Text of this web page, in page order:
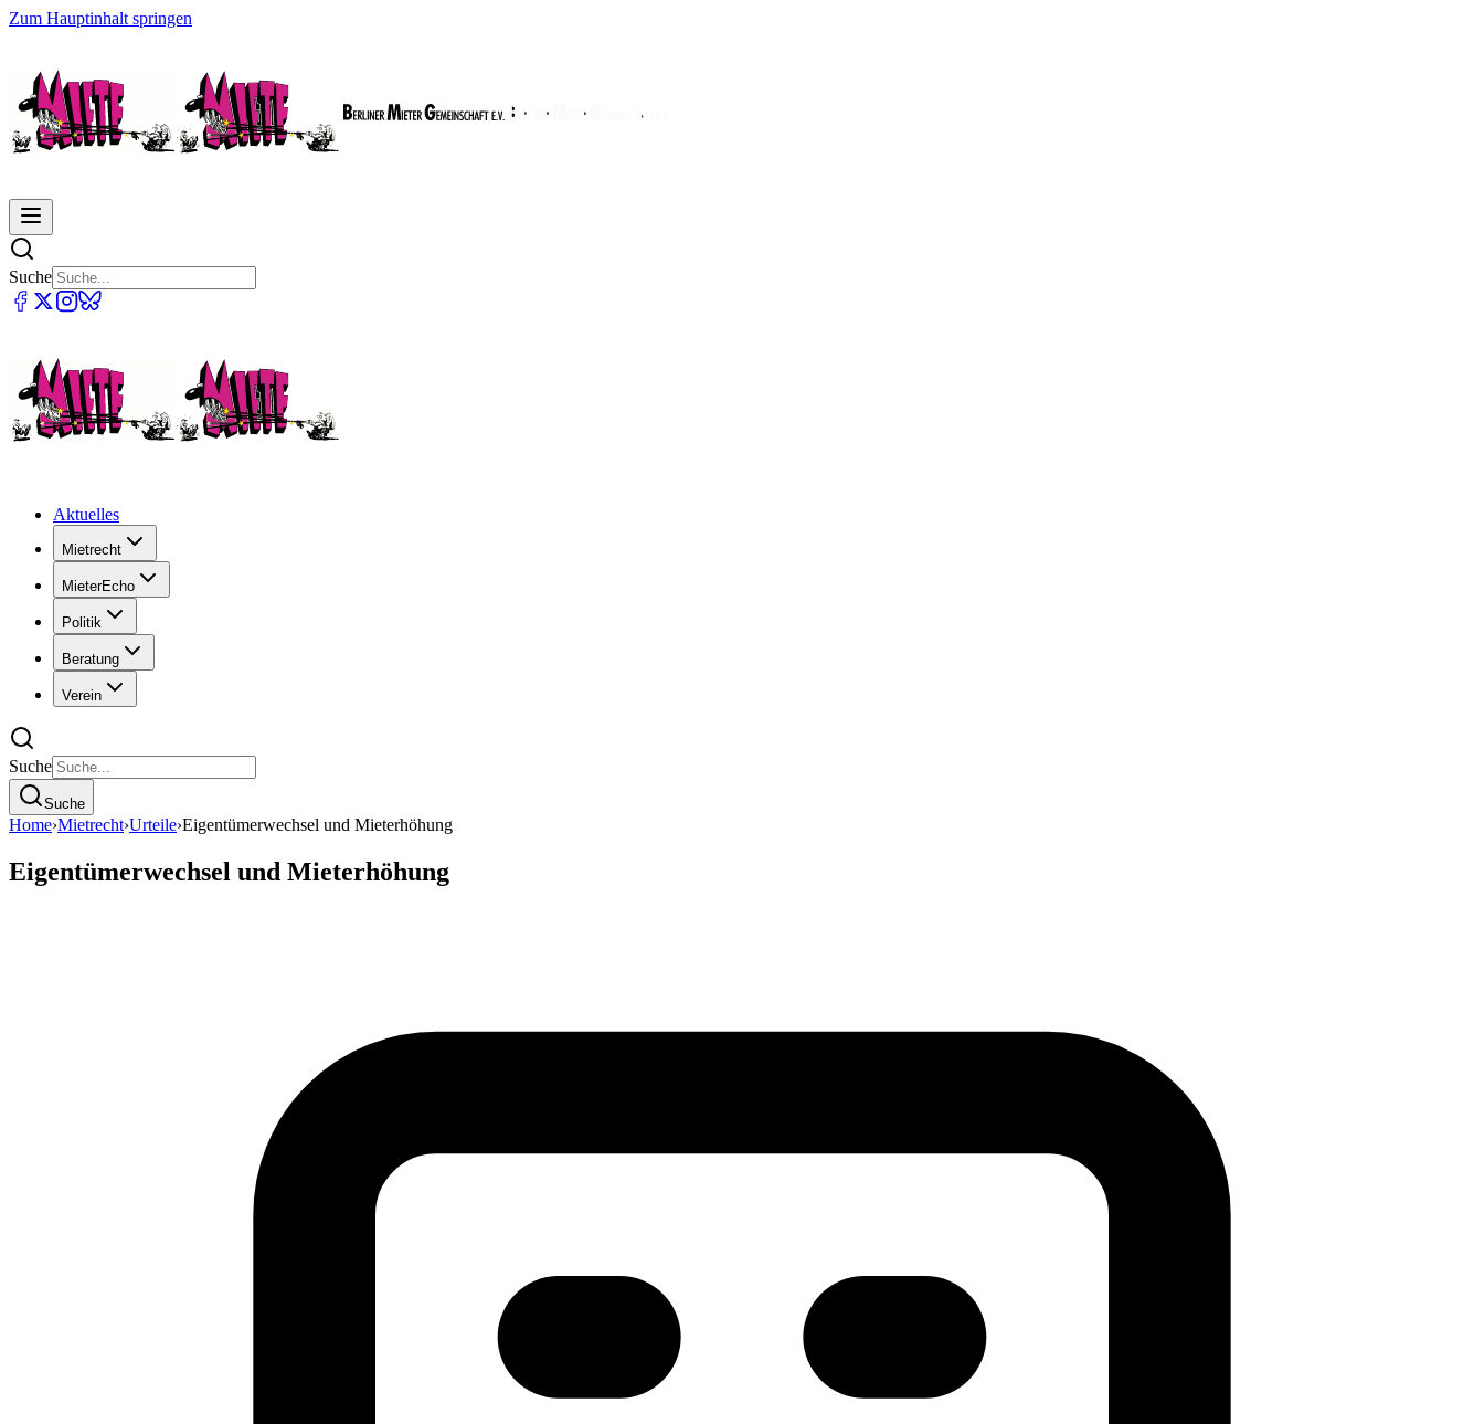
Zum Hauptinhalt springen
Suche
Aktuelles
Mietrecht
MieterEcho
Politik
Beratung
Verein
Suche
Suche
Home›Mietrecht›Urteile›Eigentümerwechsel und Mieterhöhung
Eigentümerwechsel und Mieterhöhung